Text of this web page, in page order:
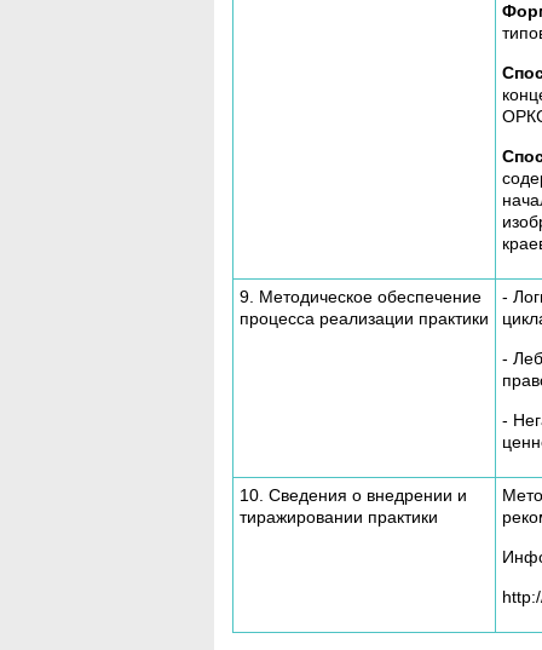
9. Методическое обеспечение
процесса реализации практики
-
-
-
10. Сведения о внедрении и
тиражировании практики